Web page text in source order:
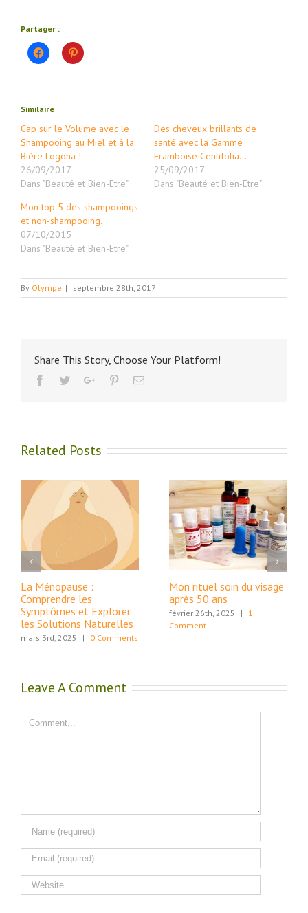
Partager :
Cliquez
pour
dans
une
nouvelle
Cliquez
pour
Similaire
Cap sur le Volume avec le
Shampooing au Miel et à la
Bière Logona !
26/09/2017
Dans "Beauté et Bien-Etre"
Des cheveux brillants de
santé avec la Gamme
Framboise Centifolia…
25/09/2017
Dans "Beauté et Bien-Etre"
Mon top 5 des shampooings
et non-shampooing.
07/10/2015
Dans "Beauté et Bien-Etre"
By Olympe | septembre 28th, 2017
Share This Story, Choose Your Platform!
Facebook
TwitterGoogle+PinterestEmail
Related Posts
La Ménopause :
Comprendre les
Symptômes et Explorer
les Solutions Naturelles
mars 3rd, 2025 | 0 Comments
Mon rituel soin du visage
après 50 ans
février 26th, 2025 |
1
Comment
Leave A Comment
Comment